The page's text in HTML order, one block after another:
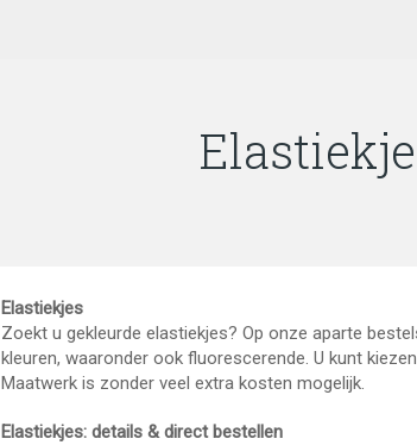
Elastiekjes
Zoekt u gekleurde elastiekjes? Op onze aparte
kleuren, waaronder ook fluorescerende. U kunt
Maatwerk is zonder veel extra kosten mogelijk.
Elastiekjes: details & direct bestellen